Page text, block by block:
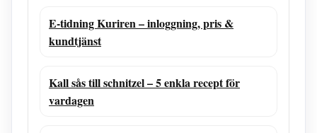
E-tidning Kuriren – inloggning, pris &
kundtjänst
Kall sås till schnitzel – 5 enkla recept för
vardagen